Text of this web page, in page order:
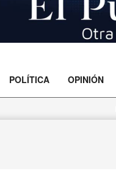
POLÍTICA OPINIÓN